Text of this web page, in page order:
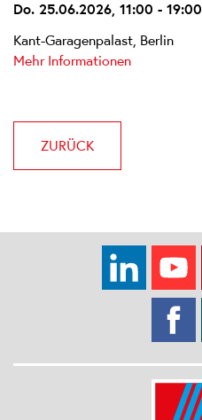
Do. 25.06.2026, 11:00 - 19:00
Kant-Garagenpalast, Berlin
Mehr Informationen
ZURÜCK